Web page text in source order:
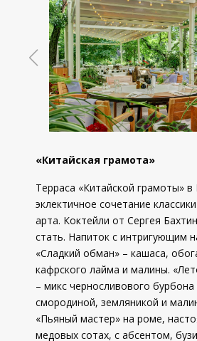
«Китайская грамота»
Терраса «Китайской грамоты» в
эклектичное сочетание
арта. Коктейли от Сергея
стать. Напиток с интригующим
«Сладкий обман» – кашаса,
кафрского лайма и малины.
– микс черносливового бурбона
смородиной, земляникой и
«Пьяный мастер» на роме,
медовых сотах, с абсентом,